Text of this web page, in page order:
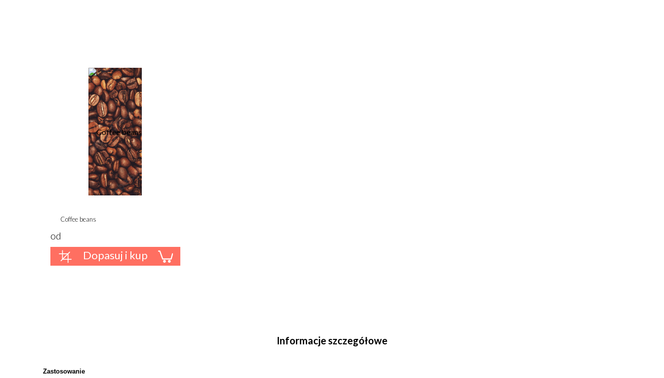
Coffee beans
od
Dopasuj i kup
Informacje szczegółowe
Zastosowanie